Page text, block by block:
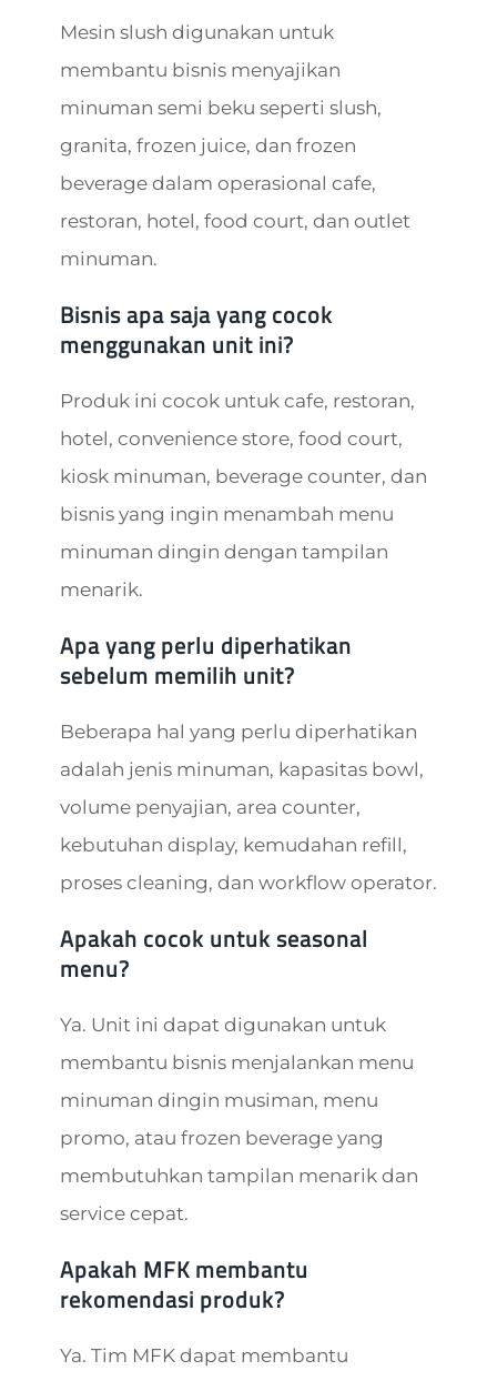
Mesin slush digunakan untuk
membantu bisnis menyajikan
minuman semi beku seperti slush,
granita, frozen juice, dan frozen
beverage dalam operasional cafe,
restoran, hotel, food court, dan outlet
minuman.
Bisnis apa saja yang cocok
menggunakan unit ini?
Produk ini cocok untuk cafe, restoran,
hotel, convenience store, food court,
kiosk minuman, beverage counter, dan
bisnis yang ingin menambah menu
minuman dingin dengan tampilan
menarik.
Apa yang perlu diperhatikan
sebelum memilih unit?
Beberapa hal yang perlu diperhatikan
adalah jenis minuman, kapasitas bowl,
volume penyajian, area counter,
kebutuhan display, kemudahan refill,
proses cleaning, dan workflow operator.
Apakah cocok untuk seasonal
menu?
Ya. Unit ini dapat digunakan untuk
membantu bisnis menjalankan menu
minuman dingin musiman, menu
promo, atau frozen beverage yang
membutuhkan tampilan menarik dan
service cepat.
Apakah MFK membantu
rekomendasi produk?
Ya. Tim MFK dapat membantu